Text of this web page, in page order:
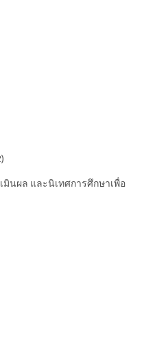
มินผล และนิเทศการศึกษาเพื่อ